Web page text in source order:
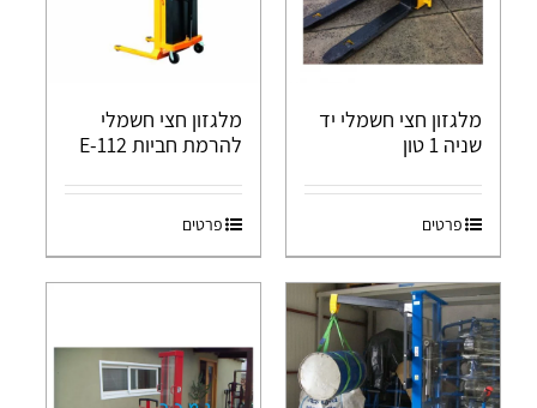
מלגזון חצי חשמלי יד
שניה 1 טון
פרטים
מלגזון חצי חשמלי
להרמת חביות E-112
פרטים